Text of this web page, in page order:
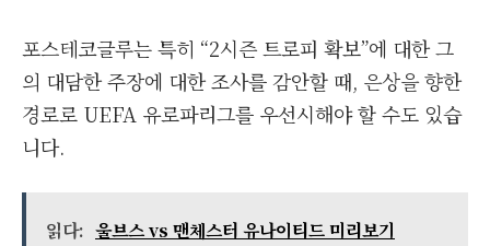
포스테코글루는 특히 “2시즌 트로피 확보”에 대한 그
의 대담한 주장에 대한 조사를 감안할 때, 은상을 향한
경로로 UEFA 유로파리그를 우선시해야 할 수도 있습
니다.
읽다: 울브스 vs 맨체스터 유나이티드 미리보기